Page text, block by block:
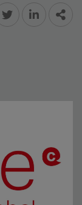
TwitterLinkedIn